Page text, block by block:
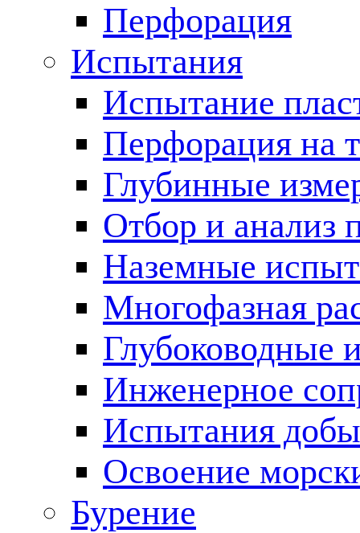
Перфорация
Испытания
Испытание
Перфорация на
Глубинные
Отбор и анализ
Наземные
Многофазная
Глубоководные
Инженерное
Испытания
Освоение
Бурение